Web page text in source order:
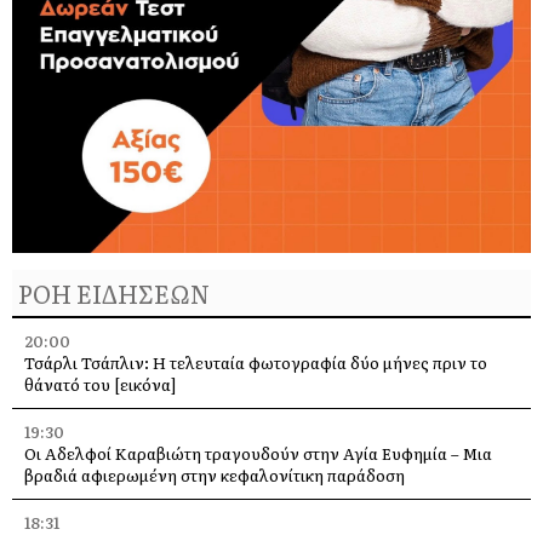
ΡΟΗ ΕΙΔΗΣΕΩΝ
20:00
Τσάρλι Τσάπλιν: Η τελευταία φωτογραφία δύο μήνες πριν το
θάνατό του [εικόνα]
19:30
Οι Αδελφοί Καραβιώτη τραγουδούν στην Αγία Ευφημία – Μια
βραδιά αφιερωμένη στην κεφαλονίτικη παράδοση
18:31